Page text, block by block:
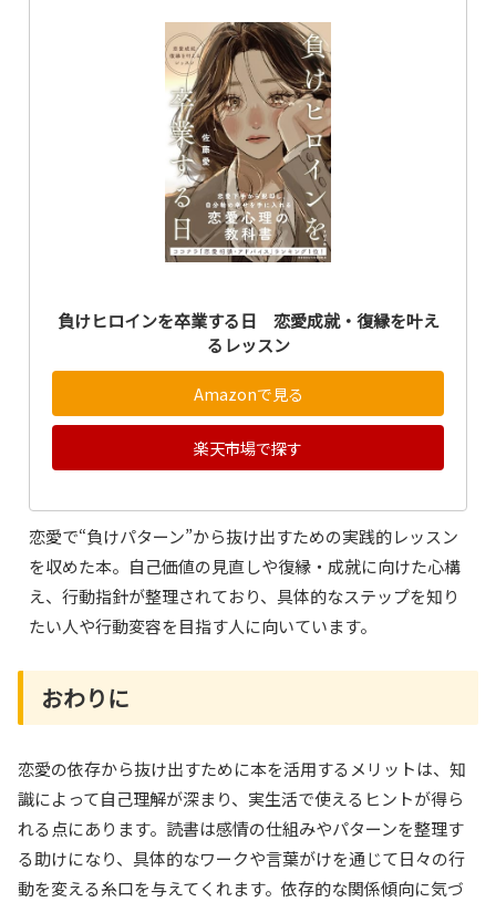
負けヒロインを卒業する日 恋愛成就・復縁を叶え
るレッスン
Amazonで見る
楽天市場で探す
恋愛で“負けパターン”から抜け出すための実践的レッスン
を収めた本。自己価値の見直しや復縁・成就に向けた心構
え、行動指針が整理されており、具体的なステップを知り
たい人や行動変容を目指す人に向いています。
おわりに
恋愛の依存から抜け出すために本を活用するメリットは、知
識によって自己理解が深まり、実生活で使えるヒントが得ら
れる点にあります。読書は感情の仕組みやパターンを整理す
る助けになり、具体的なワークや言葉がけを通じて日々の行
動を変える糸口を与えてくれます。依存的な関係傾向に気づ